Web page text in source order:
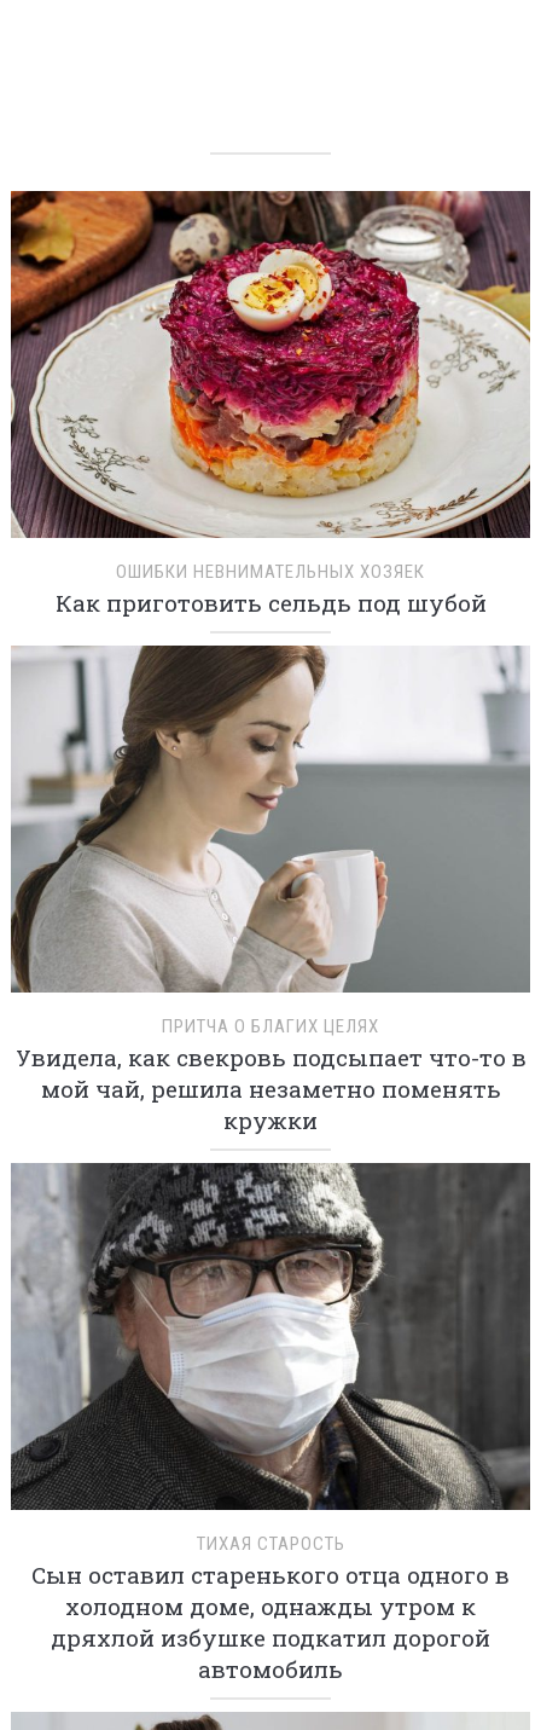
ОШИБКИ НЕВНИМАТЕЛЬНЫХ ХОЗЯЕК
Как приготовить сельдь под шубой
ПРИТЧА О БЛАГИХ ЦЕЛЯХ
Увидела, как свекровь подсыпает что-то в
мой чай, решила незаметно поменять
кружки
ТИХАЯ СТАРОСТЬ
Сын оставил старенького отца одного в
холодном доме, однажды утром к
дряхлой избушке подкатил дорогой
автомобиль